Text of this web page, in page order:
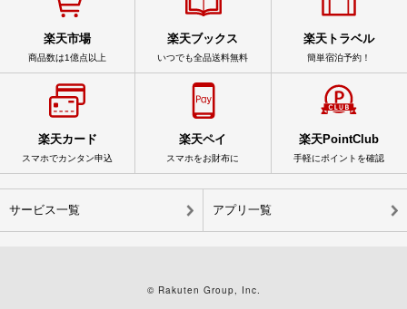
楽天市場
商品数は1億点以上
楽天ブックス
いつでも全品送料無料
楽天トラベル
簡単宿泊予約！
楽天カード
スマホでカンタン申込
楽天ペイ
スマホをお財布に
楽天PointClub
手軽にポイントを確認
サービス一覧 アプリ一覧
© Rakuten Group, Inc.